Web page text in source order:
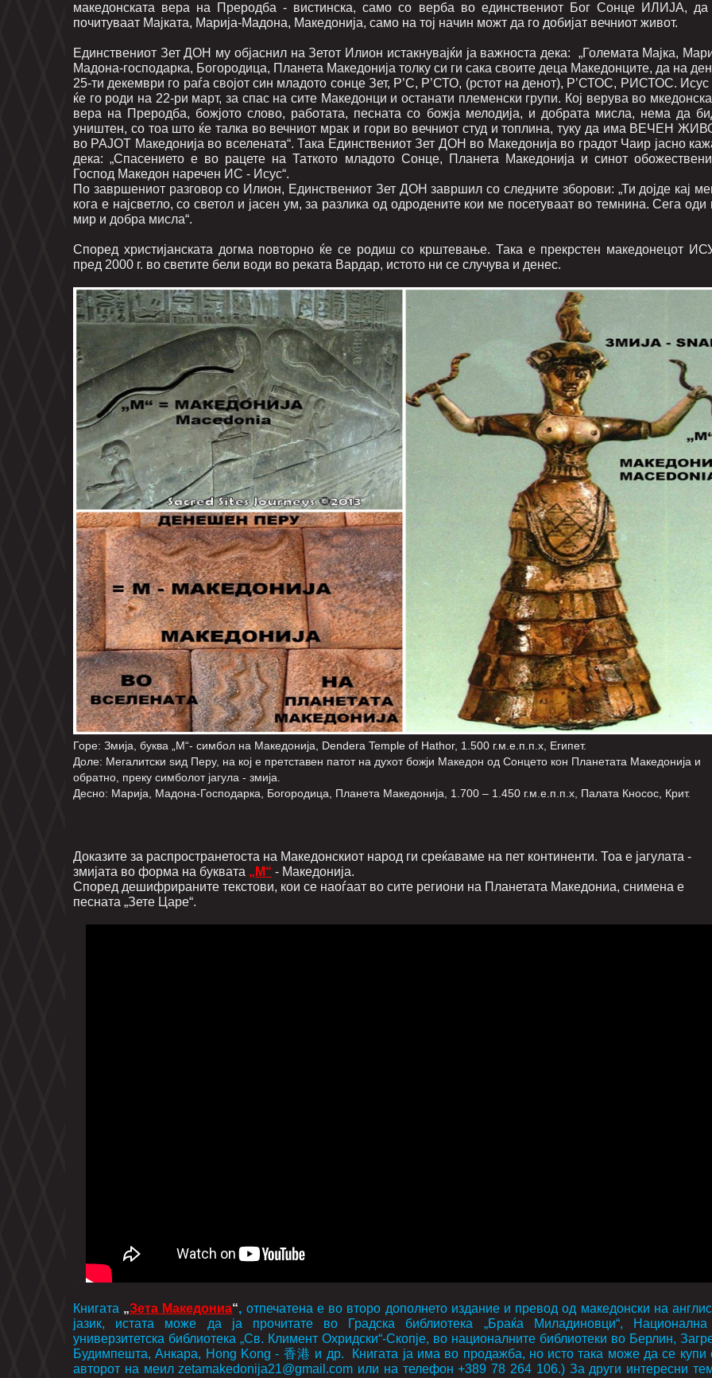
македонската вера на Преродба - вистинска, само со верба во единствениот Бог Сонце ИЛИЈА, да
почитуваат Мајката, Марија-Мадона, Македонија, само на тој начин можт да го добијат вечниот живот.
Единствениот Зет ДОН му објаснил на Зетот Илион истакнувајќи ја важноста дека: „Големата Мајка,
Мадона-господарка, Богородица, Планета Македонија толку си ги сака своите деца Македонците, да на
25-ти декември го раѓа својот син младото сонце Зет, Р’С, Р’СТО, (рстот на денот), Р’СТОС, РИСТОС. Исус
ќе го роди на 22-ри март, за спас на сите Македонци и останати племенски групи. Кој верува во
вера на Преродба, божјото слово, работата, песната со божја мелодија, и добрата мисла, нема да
уништен, со тоа што ќе талка во вечниот мрак и гори во вечниот студ и топлина, туку да има ВЕЧЕН
во РАЈОТ Македонија во вселената“. Така Единствениот Зет ДОН во Македонија во градот Чаир јасно
дека: „Спасението е во рацете на Таткото младото Сонце, Планета Македонија и синот
Господ Македон наречен ИС - Исус“.
По завршениот разговор со Илион, Единствениот Зет ДОН завршил со следните зборови: „Ти дојде кај
кога е најсветло, со светол и јасен ум, за разлика од одродените кои ме посетуваат во темнина. Сега оди
мир и добра мисла“.
Според христијанската догма повторно ќе се родиш со крштевање. Така е прекрстен македонецот
пред 2000 г. во светите бели води во реката Вардар, истото ни се случува и денес.
Горе: Змија, буква „М“- симбол на Македонија, Dendera Temple of Hathor, 1.500 г.м.е.п.п.х, Египет.
Доле: Мегалитски ѕид Перу, на кој е претставен патот на духот божји Македон од Сонцето кон Планетата Македонија и
обратно, преку симболот јагула - змија.
Десно: Марија, Мадона-Господарка, Богородица, Планета Македонија, 1.700 – 1.450 г.м.е.п.п.х, Палата Кносос, Крит.
Доказите за распространетоста на Македонскиот народ ги среќаваме на пет континенти. Тоа е јагулата -
змијата во форма на буквата „М“ - Македонија.
Според дешифрираните текстови, кои се наоѓаат во сите региони на Планетата Македониа, снимена е
песната „Зете Царе“.
Книгата „Зета Македониа“, отпечатена е во второ дополнето издание и превод од македонски на
јазик, истата може да ја прочитате во Градска библиотека „Браќа Миладиновци“,
универзитетска библиотека „Св. Климент Охридски“-Скопје, во националните библиотеки во Берлин,
Будимпешта, Анкара, Hong Kong - 香港 и др. Книгата ја има во продажба, но исто така може да се купи
авторот на меил zetamakedonija21@gmail.com или на телефон +389 78 264 106.) За други интересни